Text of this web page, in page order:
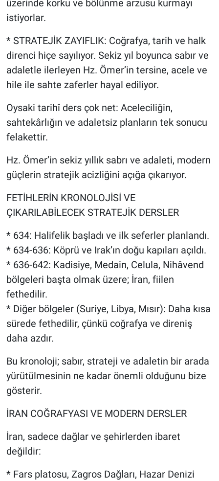
üzerinde korku ve bölünme arzusu kurmayı
istiyorlar.
* STRATEJİK ZAYIFLIK: Coğrafya, tarih ve halk
direnci hiçe sayılıyor. Sekiz yıl boyunca sabır ve
adaletle ilerleyen Hz. Ömer’in tersine, acele ve
hile ile sahte zaferler hayal ediliyor.
Oysaki tarihî ders çok net: Aceleciliğin,
sahtekârlığın ve adaletsiz planların tek sonucu
felakettir.
Hz. Ömer’in sekiz yıllık sabrı ve adaleti, modern
güçlerin stratejik acizliğini açığa çıkarıyor.
FETİHLERİN KRONOLOJİSİ VE
ÇIKARILABİLECEK STRATEJİK DERSLER
* 634: Halifelik başladı ve ilk seferler planlandı.
* 634-636: Köprü ve Irak’ın doğu kapıları açıldı.
* 636-642: Kadisiye, Medain, Celula, Nihâvend
bölgeleri başta olmak üzere; İran, fiilen
fethedilir.
* Diğer bölgeler (Suriye, Libya, Mısır): Daha kısa
sürede fethedilir, çünkü coğrafya ve direniş
daha azdır.
Bu kronoloji; sabır, strateji ve adaletin bir arada
yürütülmesinin ne kadar önemli olduğunu bize
gösterir.
İRAN COĞRAFYASI VE MODERN DERSLER
İran, sadece dağlar ve şehirlerden ibaret
değildir:
* Fars platosu, Zagros Dağları, Hazar Denizi